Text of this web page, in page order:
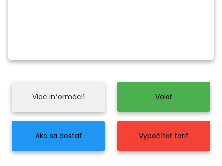
Viac informácií Volať
Ako sa dostať Vypočítať tarif